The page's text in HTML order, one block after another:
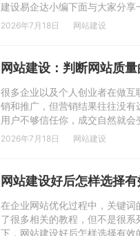
建设易企达小编下面与大家分
2026年7月18日 网站建设
网站建设：判断网站质
很多企业以及个人创业者在做
销和推广，但营销结果往往没有
用户不够信任你，成交自然就
2026年7月18日 网站建设
网站建设好后怎样选择
在企业网站优化过程中，关键
了很多相关的教程，但不是很
下，网站建设好后怎样选择有